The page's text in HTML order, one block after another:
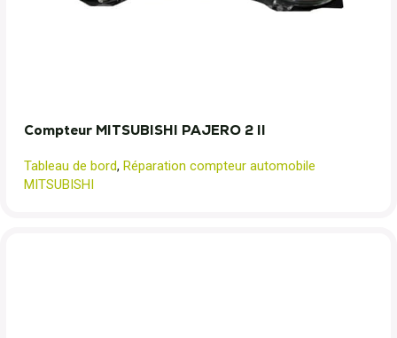
Compteur MITSUBISHI PAJERO 2 II
Tableau de bord, Réparation compteur automobile
MITSUBISHI